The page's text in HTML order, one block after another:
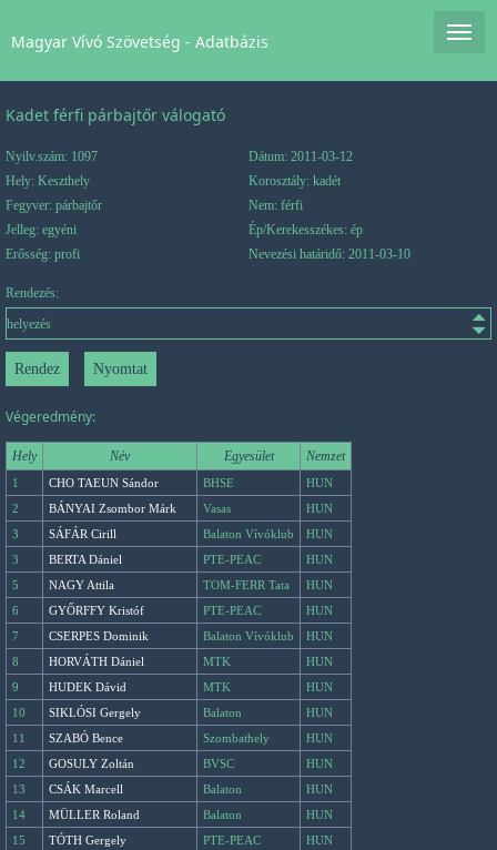
Magyar Vívó Szövetség - Adatbázis
Kadet férfi párbajtőr válogató
Nyilv.szám: 1097
Dátum: 2011-03-12
Hely: Keszthely
Korosztály: kadét
Fegyver: párbajtőr
Nem: férfi
Jelleg: egyéni
Ép/Kerekesszékes: ép
Erősség: profi
Nevezési határidő: 2011-03-10
Rendezés:
Végeredmény:
Hely Név Egyesület Nemzet
1 CHO TAEUN Sándor BHSE
HUN
2
BÁNYAI Zsombor Márk Vasas
HUN
3
SÁFÁR Cirill Balaton Vívóklub
HUN
3
BERTA Dániel PTE-PEAC
HUN
5
NAGY Attila TOM-FERR Tata
HUN
6
GYŐRFFY Kristóf PTE-PEAC
HUN
7
CSERPES Dominik Balaton Vívóklub
HUN
8
HORVÁTH Dániel MTK
HUN
9
HUDEK Dávid MTK
HUN
10
SIKLÓSI Gergely Balaton
HUN
11
SZABÓ Bence Szombathely
HUN
12
GOSULY Zoltán BVSC
HUN
13
CSÁK Marcell Balaton
HUN
14
MÜLLER Roland Balaton
HUN
15
TÓTH Gergely PTE-PEAC
HUN